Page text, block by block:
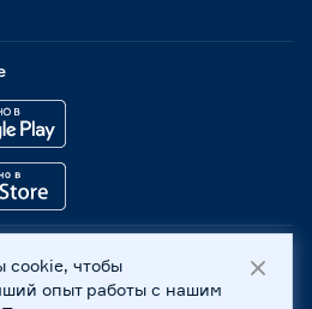
-2026, 236029, г. Калининград,
7702596813, КПП 390601001 ©
cookie, чтобы
опыт работы с нашим